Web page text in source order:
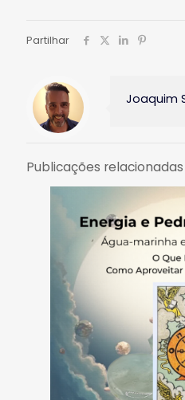
Partilhar
Joaquim
Publicações relacionadas